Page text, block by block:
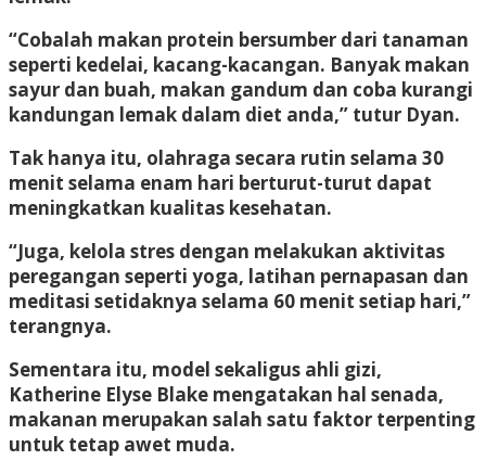
“Cobalah makan protein bersumber dari tanaman
seperti kedelai, kacang-kacangan. Banyak makan
sayur dan buah, makan gandum dan coba kurangi
kandungan lemak dalam diet anda,” tutur Dyan.
Tak hanya itu, olahraga secara rutin selama 30
menit selama enam hari berturut-turut dapat
meningkatkan kualitas kesehatan.
“Juga, kelola stres dengan melakukan aktivitas
peregangan seperti yoga, latihan pernapasan dan
meditasi setidaknya selama 60 menit setiap hari,”
terangnya.
Sementara itu, model sekaligus ahli gizi,
Katherine Elyse Blake mengatakan hal senada,
makanan merupakan salah satu faktor terpenting
untuk tetap awet muda.